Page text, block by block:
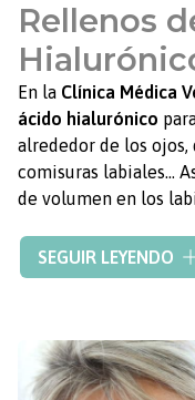
Rellenos
En la Clínica Médica
ácido hialurónico
alrededor de los ojos,
comisuras labiales...
de volumen en los
El ácido hialurónico
de forma natural,
Los rellenos de
SEGUIR LEYENDO